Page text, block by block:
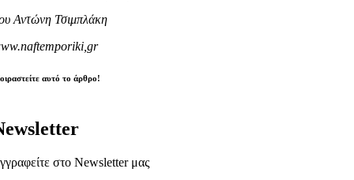
Αντώνη Τσιμπλάκη
αυτό το άρθρο!
στο Newsletter μας